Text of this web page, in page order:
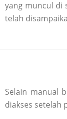
yang muncul di
telah
Selain manual
diakses setelah